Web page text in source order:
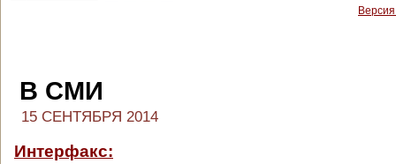
В СМИ
15 СЕНТЯБРЯ 2014
Интерфакс: